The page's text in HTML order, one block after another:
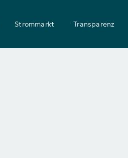
Strommarkt Transparenz